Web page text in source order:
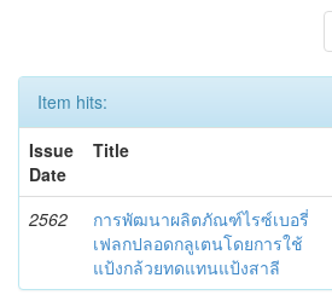
Item hits:
Issue
Date
Title
2562
การพัฒนาผลิตภัณฑ์ไรซ์เบอรี่
เฟลกปลอดกลูเตนโดยการใช้
แป้งกล้วยทดแทนแป้งสาลี